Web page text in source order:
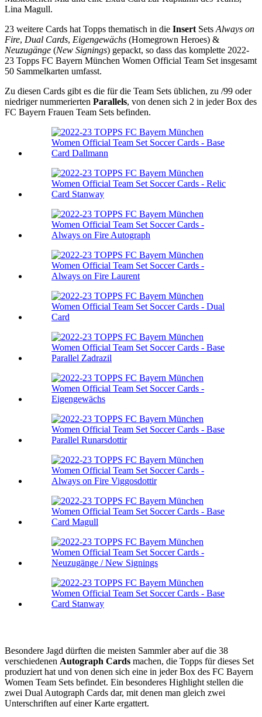
Lina Magull.
23 weitere Cards hat Topps thematisch in die Insert Sets Always on
Fire, Dual Cards, Eigengewächs (Homegrown Heroes) &
Neuzugänge (New Signings) gepackt, so dass das komplette 2022-
23 Topps FC Bayern München Women Official Team Set insgesamt
50 Sammelkarten umfasst.
Zu diesen Cards gibt es die für die Team Sets üblichen, zu /99 oder
niedriger nummerierten Parallels, von denen sich 2 in jeder Box des
FC Bayern Frauen Team Sets befinden.
Besondere Jagd dürften die meisten Sammler aber auf die 38
verschiedenen Autograph Cards machen, die Topps für dieses Set
produziert hat und von denen sich eine in jeder Box des FC Bayern
Women Team Sets befindet. Ein besonderes Highlight stellen die
zwei Dual Autograph Cards dar, mit denen man gleich zwei
Unterschriften auf einer Karte ergattert.